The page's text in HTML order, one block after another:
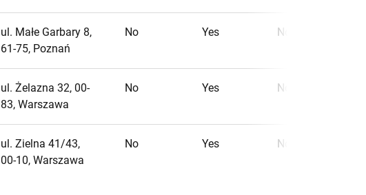
ul. Małe Garbary 8,
61-75, Poznań
No Yes No
ul. Żelazna 32, 00-
83, Warszawa
No Yes No
ul. Zielna 41/43,
00-10, Warszawa
No Yes No